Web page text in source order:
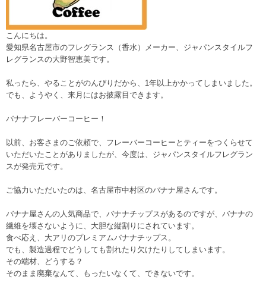
こんにちは。
愛知県名古屋市のフレグランス（香水）メーカー、ジャパンスタイルフ
レグランスの大野智恵美です。
私ったら、やることがのんびりだから、1年以上かかってしまいました。
でも、ようやく、来月にはお披露目できます。
バナナフレーバーコーヒー！
以前、お客さまのご依頼で、フレーバーコーヒーとティーをつくらせて
いただいたことがありましたが、今度は、ジャパンスタイルフレグラン
スが発売元です。
ご協力いただいたのは、名古屋市中村区のバナナ屋さんです。
バナナ屋さんの人気商品で、バナナチップスがあるのですが、バナナの
繊維を壊さないように、大胆な縦割りにされています。
食べ応え、大アリのプレミアムバナナチップス。
でも、製造過程でどうしても割れたり欠けたりしてしまいます。
その端材、どうする？
そのまま廃棄なんて、もったいなくて、できないです。